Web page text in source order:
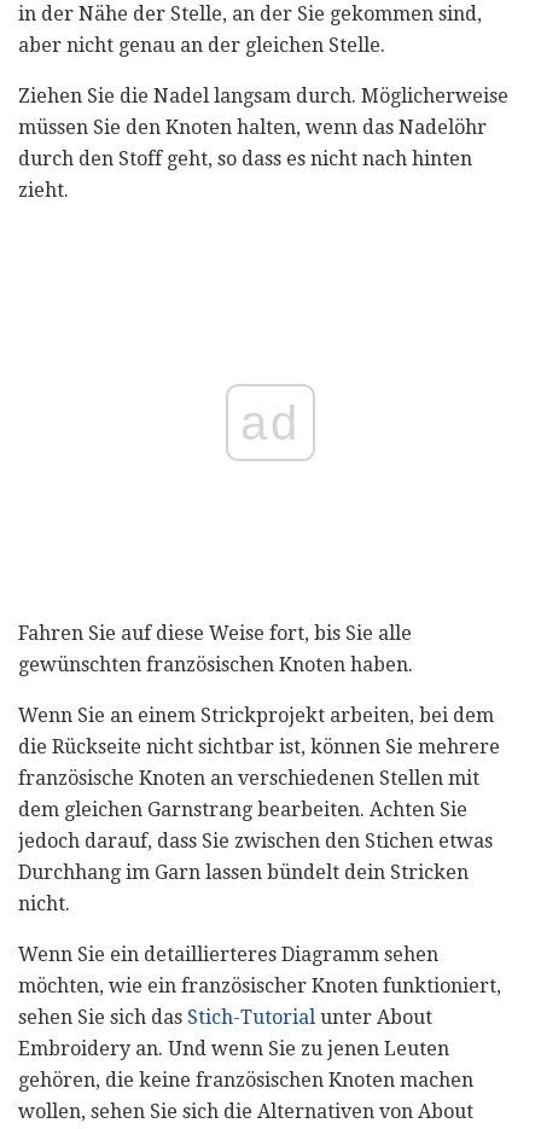
in der Nähe der Stelle, an der Sie gekommen sind,
aber nicht genau an der gleichen Stelle.
Ziehen Sie die Nadel langsam durch. Möglicherweise
müssen Sie den Knoten halten, wenn das Nadelöhr
durch den Stoff geht, so dass es nicht nach hinten
zieht.
ad
Fahren Sie auf diese Weise fort, bis Sie alle
gewünschten französischen Knoten haben.
Wenn Sie an einem Strickprojekt arbeiten, bei dem
die Rückseite nicht sichtbar ist, können Sie mehrere
französische Knoten an verschiedenen Stellen mit
dem gleichen Garnstrang bearbeiten. Achten Sie
jedoch darauf, dass Sie zwischen den Stichen etwas
Durchhang im Garn lassen bündelt dein Stricken
nicht.
Wenn Sie ein detaillierteres Diagramm sehen
möchten, wie ein französischer Knoten funktioniert,
sehen Sie sich das Stich-Tutorial unter About
Embroidery an. Und wenn Sie zu jenen Leuten
gehören, die keine französischen Knoten machen
wollen, sehen Sie sich die Alternativen von About